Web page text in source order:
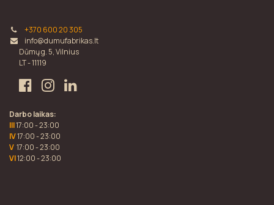
+370 600 20 305
info@dumufabrikas.lt
Dūmų g. 5, Vilnius
LT - 11119
Darbo laikas:
III17:00 - 23:00
IV17:00 - 23:00
V 17:00 - 23:00
VI12:00 - 23:00